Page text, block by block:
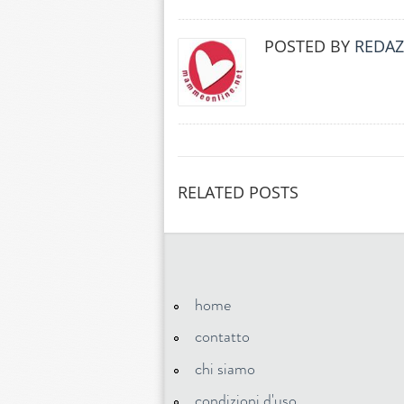
POSTED BY
RELATED POSTS
home
contatto
chi siamo